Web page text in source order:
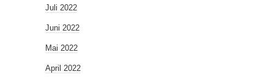
Juli 2022
Juni 2022
Mai 2022
April 2022